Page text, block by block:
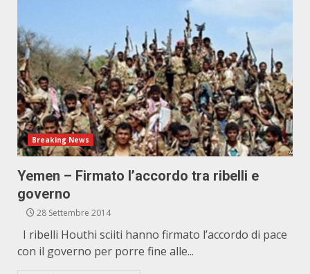
Breaking News
Yemen – Firmato l’accordo tra ribelli e
governo
28 Settembre 2014
I ribelli Houthi sciiti hanno firmato l’accordo di pace
con il governo per porre fine alle...